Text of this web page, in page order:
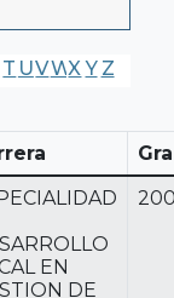
T UVWX Y Z
EN
DE